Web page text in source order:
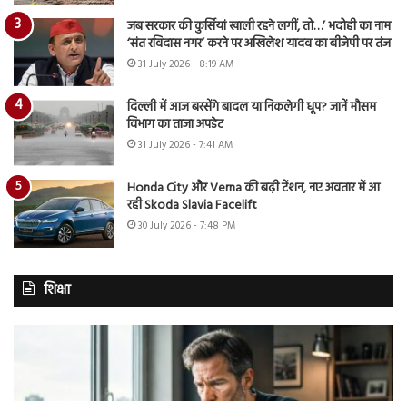
जब सरकार की कुर्सियां खाली रहने लगीं, तो…’ भदोही का नाम
‘संत रविदास नगर’ करने पर अखिलेश यादव का बीजेपी पर तंज
31 July 2026 - 8:19 AM
दिल्ली में आज बरसेंगे बादल या निकलेगी धूप? जानें मौसम
विभाग का ताजा अपडेट
31 July 2026 - 7:41 AM
Honda City और Verna की बढ़ी टेंशन, नए अवतार में आ
रही Skoda Slavia Facelift
30 July 2026 - 7:48 PM
शिक्षा